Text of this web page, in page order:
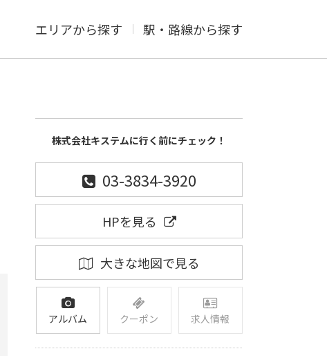
エリアから探す 駅・路線から探す
株式会社キステムに行く前にチェック！
03-3834-3920
HPを見る
大きな地図で見る
アルバム クーポン 求人情報